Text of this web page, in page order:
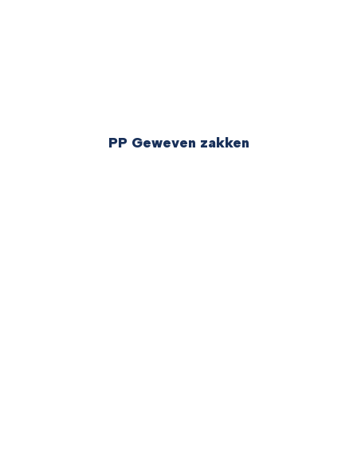
PP Geweven zakken